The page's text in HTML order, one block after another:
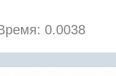
0.0038